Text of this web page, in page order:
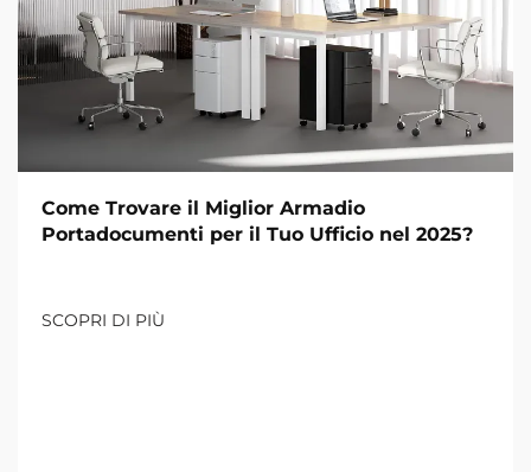
Come Trovare il Miglior Armadio
Portadocumenti per il Tuo Ufficio nel 2025?
SCOPRI DI PIÙ